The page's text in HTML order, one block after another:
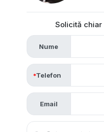
Solicită
Nume
Telefon
Email